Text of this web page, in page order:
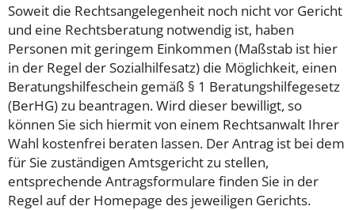
Soweit die Rechtsangelegenheit noch nicht vor Gericht
und eine Rechtsberatung notwendig ist, haben
Personen mit geringem Einkommen (Maßstab ist hier
in der Regel der Sozialhilfesatz) die Möglichkeit, einen
Beratungshilfeschein gemäß § 1 Beratungshilfegesetz
(BerHG) zu beantragen. Wird dieser bewilligt, so
können Sie sich hiermit von einem Rechtsanwalt Ihrer
Wahl kostenfrei beraten lassen. Der Antrag ist bei dem
für Sie zuständigen Amtsgericht zu stellen,
entsprechende Antragsformulare finden Sie in der
Regel auf der Homepage des jeweiligen Gerichts.